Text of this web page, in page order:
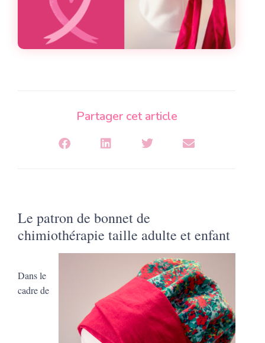
Partager cet article
Le patron de bonnet de
chimiothérapie taille adulte et enfant
Dans le
cadre de